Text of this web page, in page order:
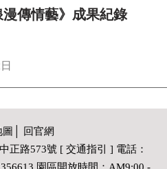
漫傳情藝》成果紀錄
回官網
正路573號 [ 交通指引 ] 電話：